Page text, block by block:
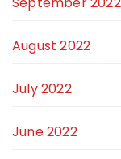
August 2022
July 2022
June 2022